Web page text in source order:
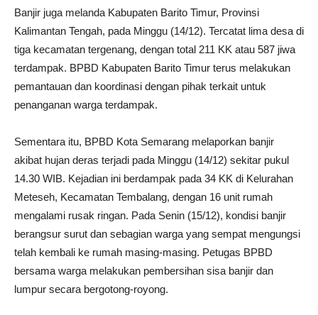
Banjir juga melanda Kabupaten Barito Timur, Provinsi
Kalimantan Tengah, pada Minggu (14/12). Tercatat lima desa di
tiga kecamatan tergenang, dengan total 211 KK atau 587 jiwa
terdampak. BPBD Kabupaten Barito Timur terus melakukan
pemantauan dan koordinasi dengan pihak terkait untuk
penanganan warga terdampak.
Sementara itu, BPBD Kota Semarang melaporkan banjir
akibat hujan deras terjadi pada Minggu (14/12) sekitar pukul
14.30 WIB. Kejadian ini berdampak pada 34 KK di Kelurahan
Meteseh, Kecamatan Tembalang, dengan 16 unit rumah
mengalami rusak ringan. Pada Senin (15/12), kondisi banjir
berangsur surut dan sebagian warga yang sempat mengungsi
telah kembali ke rumah masing-masing. Petugas BPBD
bersama warga melakukan pembersihan sisa banjir dan
lumpur secara bergotong-royong.